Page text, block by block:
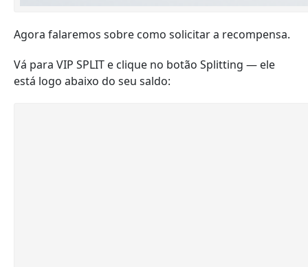
Agora falaremos sobre como solicitar a recompensa.
Vá para VIP SPLIT e clique no botão Splitting — ele
está logo abaixo do seu saldo: